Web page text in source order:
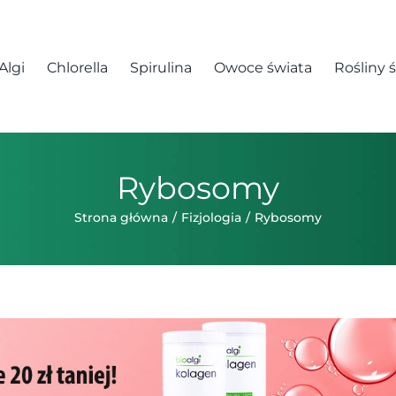
Chlorella Spirulina Owoce świata Rośliny
Rybosomy
Strona główna Fizjologia Rybosomy